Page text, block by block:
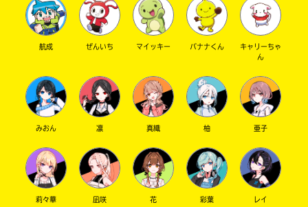
航成 ぜんいち マイッキー バナナくん
キャリーちゃ
ん
みおん 凛 真織 柚 亜子
莉々華 凪咲 花 彩葉 レイ